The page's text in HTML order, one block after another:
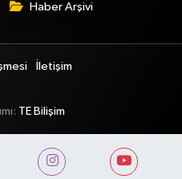
Haber Arşivi
İletişim
TE Bilişim